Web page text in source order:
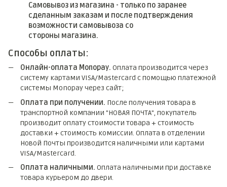
Самовывоз из магазина - только по заранее
сделанным заказам и после подтверждения
возможности самовывоза со
стороны магазина.
Способы оплаты:
Онлайн-оплата Monopay. Оплата производится через
систему картами VISA/Mastercard с помощью платежной
системы Monopay через сайт;
Оплата при получении. После получения товара в
транспортной компании "НОВАЯ ПОЧТА", покупатель
производит оплату стоимости товара + стоимость
доставки + стоимость комиссии. Оплата в отделении
Новой Почты производится наличными или картами
VISA/Mastercard.
Оплата наличными. Оплата наличными при доставке
товара курьером до двери.